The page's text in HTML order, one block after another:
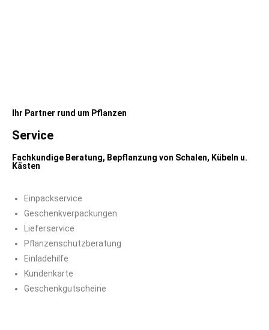
Ihr Partner rund um Pflanzen
Service
Fachkundige Beratung, Bepflanzung von Schalen, Kübeln u.
Kästen
Einpackservice
Geschenkverpackungen
Lieferservice
Pflanzenschutzberatung
Einladehilfe
Kundenkarte
Geschenkgutscheine